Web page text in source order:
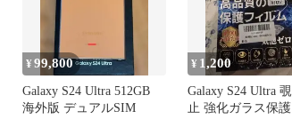
¥99,800
Galaxy S24 Ultra 512GB
海外版 デュアルSIM
¥ 1,200
Galaxy S24 Ultra
止 強化ガラス保護